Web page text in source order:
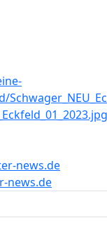
news.de
news.de